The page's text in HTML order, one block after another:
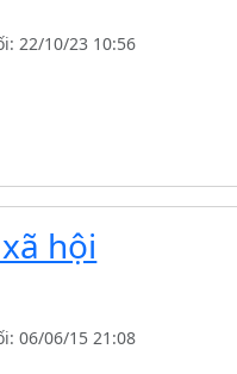
22/10/23 10:56
hội
06/06/15 21:08